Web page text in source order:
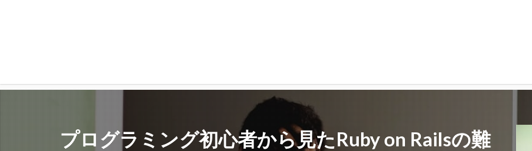
プログラミング初心者から見たRuby on Railsの難